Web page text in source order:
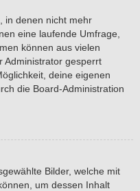
in denen nicht mehr
eine laufende Umfrage,
können aus vielen
Administrator gesperrt
deine eigenen
die Board-Administration
Bilder, welche mit
um dessen Inhalt